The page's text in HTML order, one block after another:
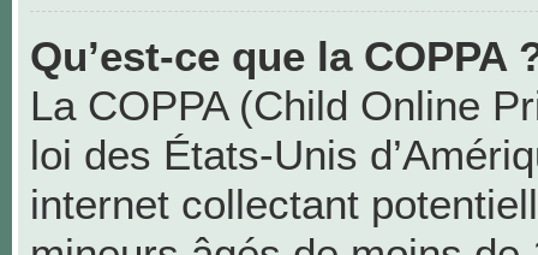
Qu’est-ce que la COPPA
La COPPA (Child Online
loi des États-Unis
internet collectant